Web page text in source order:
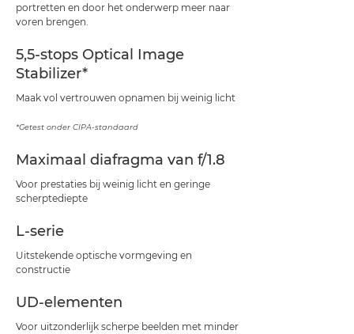
portretten en door het onderwerp meer naar
voren brengen.
5,5-stops Optical Image
Stabilizer*
Maak vol vertrouwen opnamen bij weinig licht
*Getest onder CIPA-standaard
Maximaal diafragma van f/1.8
Voor prestaties bij weinig licht en geringe
scherptediepte
L-serie
Uitstekende optische vormgeving en
constructie
UD-elementen
Voor uitzonderlijk scherpe beelden met minder